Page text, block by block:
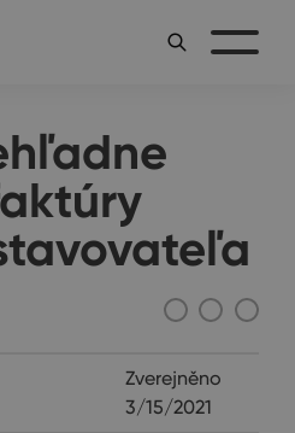
Zverejněno
3/15/2021